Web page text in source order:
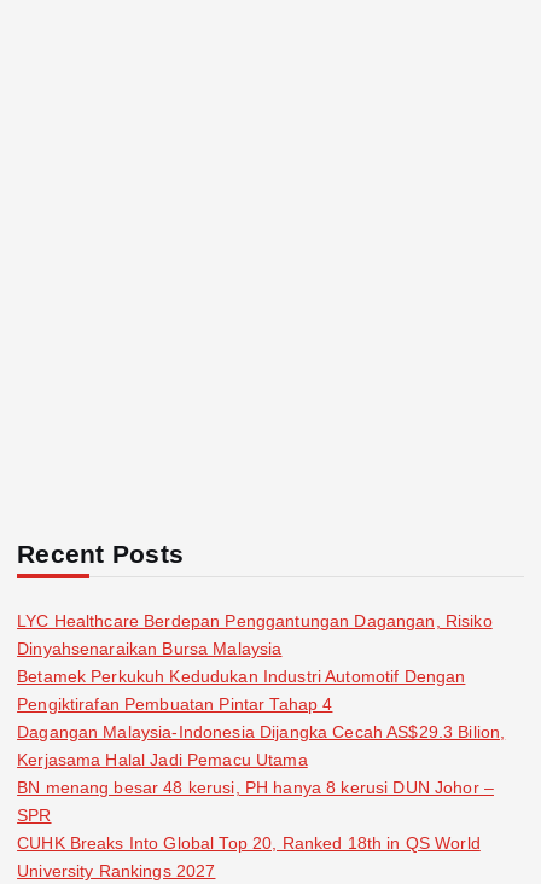
Recent Posts
LYC Healthcare Berdepan Penggantungan Dagangan, Risiko
Dinyahsenaraikan Bursa Malaysia
Betamek Perkukuh Kedudukan Industri Automotif Dengan
Pengiktirafan Pembuatan Pintar Tahap 4
Dagangan Malaysia-Indonesia Dijangka Cecah AS$29.3 Bilion,
Kerjasama Halal Jadi Pemacu Utama
BN menang besar 48 kerusi, PH hanya 8 kerusi DUN Johor –
SPR
CUHK Breaks Into Global Top 20, Ranked 18th in QS World
University Rankings 2027